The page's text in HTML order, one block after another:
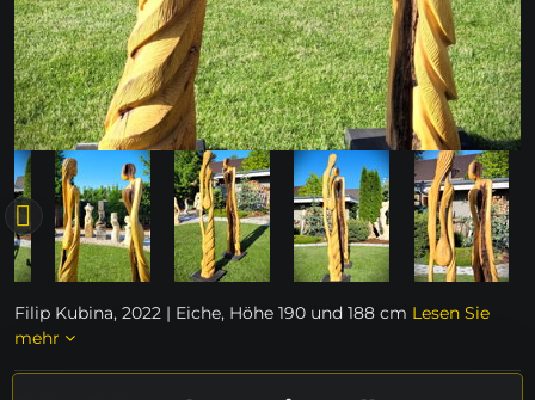
Filip Kubina, 2022 | Eiche, Höhe 190 und 188 cm Lesen Sie
mehr